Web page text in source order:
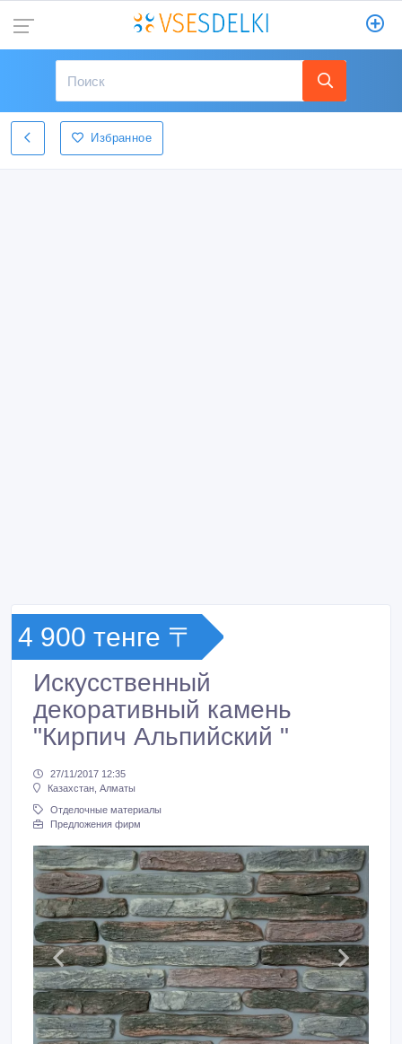
Избранное
4 900 тенге 〒
Искусственный
декоративный камень
"Кирпич Альпийский "
27/11/2017 12:35
Казахстан, Алматы
Отделочные материалы
Предложения фирм